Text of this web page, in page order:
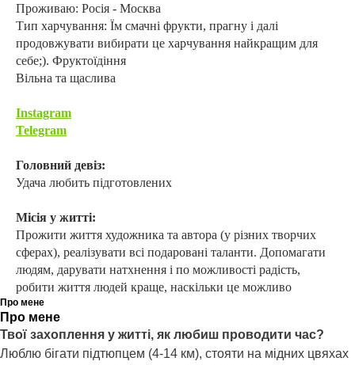
Проживаю: Росія - Москва
Тип харчування: Їм смачні фрукти, прагну і далі
продовжувати вибирати це харчування найкращим для
себе;). Фруктоїдіння
Вільна та щаслива
Instagram
Telegram
Головний девіз:
Удача любить підготовлених
Місія у житті:
Прожити життя художника та автора (у різних творчих
сферах), реалізувати всі подаровані таланти. Допомагати
людям, дарувати натхнення і по можливості радість,
робити життя людей краще, наскільки це можливо
Про мене
Про мене
Твої захоплення у житті, як любиш проводити час?
Люблю бігати підтюпцем (4-14 км), стояти на мідних цвяхах